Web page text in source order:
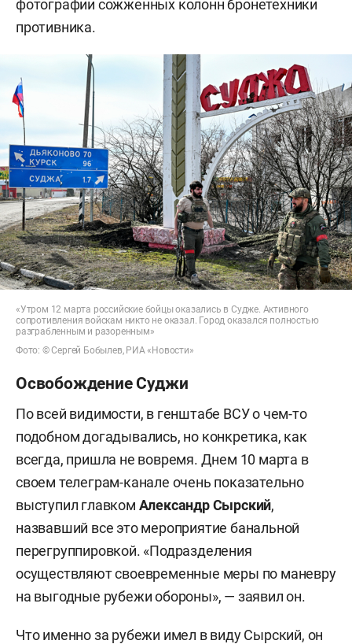
фотографии сожженных колонн бронетехники
противника.
«Утром 12 марта российские бойцы оказались в Судже. Активного
сопротивления войскам никто не оказал. Город оказался полностью
разграбленным и разоренным»
Фото: © Сергей Бобылев, РИА «Новости»
Освобождение Суджи
По всей видимости, в генштабе ВСУ о чем-то
подобном догадывались, но конкретика, как
всегда, пришла не вовремя. Днем 10 марта в
своем телеграм-канале очень показательно
выступил главком Александр Сырский,
назвавший все это мероприятие банальной
перегруппировкой. «Подразделения
осуществляют своевременные меры по маневру
на выгодные рубежи обороны», — заявил он.
Что именно за рубежи имел в виду Сырский, он